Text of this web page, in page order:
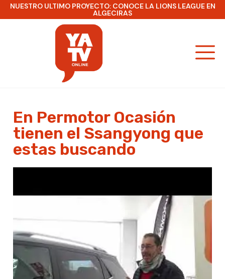
NUESTRO ULTIMO PROYECTO: CONOCE LA LIONS LEAGUE EN
ALGECIRAS
En Permotor Ocasión
tienen el Ssangyong que
estas buscando